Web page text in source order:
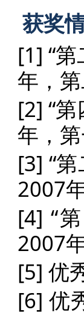
获奖
[1] “
年，
[2] “
年，
[3] “
2007
[4] “
2007
[5] 优
[6] 优